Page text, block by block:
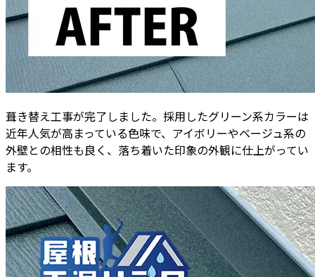
葺き替え工事が完了しました。採用したグリーン系カラーは
近年人気が高まっている色味で、アイボリーやベージュ系の
外壁との相性も良く、落ち着いた印象の外観に仕上がってい
ます。